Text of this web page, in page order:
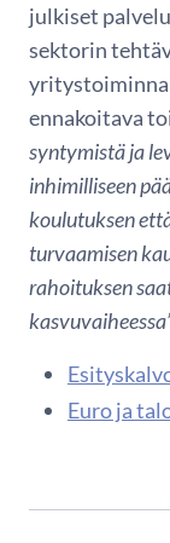
julkiset
sektorin
ennakoitava
syntymistä ja
inhimilliseen
koulutuksen
turvaamisen
rahoituksen
Euro ja